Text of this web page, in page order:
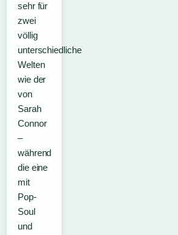
sehr für
zwei
völlig
unterschiedliche
Welten
wie der
von
Sarah
Connor
–
während
die eine
mit
Pop-
Soul
und